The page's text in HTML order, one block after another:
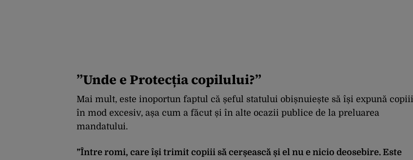
”Unde e Protecția copilului?”
Mai mult, este inoportun faptul că șeful statului obișnuiește să își expună copiii
în mod excesiv, așa cum a făcut și în alte ocazii publice de la preluarea
mandatului.
”Între romi, care își trimit copiii să cerșească și el nu e nicio deosebire. Este